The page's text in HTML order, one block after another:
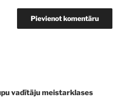
vadītāju meistarklases